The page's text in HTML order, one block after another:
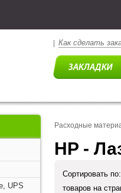
Как сделать
UPS
Расходные
HP -
Сортировать
товаров на